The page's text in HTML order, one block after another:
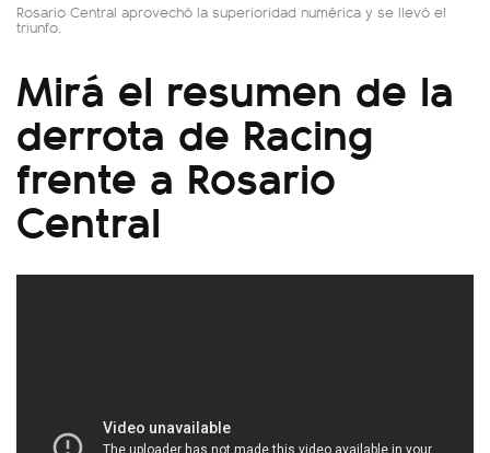
Rosario Central aprovechó la superioridad numérica y se llevó el
triunfo.
Mirá el resumen de la
derrota de Racing
frente a Rosario
Central